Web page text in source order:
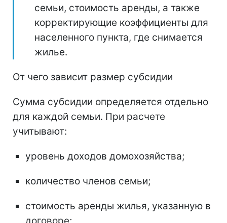
семьи, стоимость аренды, а также
корректирующие коэффициенты для
населенного пункта, где снимается
жилье.
От чего зависит размер субсидии
Сумма субсидии определяется отдельно
для каждой семьи. При расчете
учитывают:
уровень доходов домохозяйства;
количество членов семьи;
стоимость аренды жилья, указанную в